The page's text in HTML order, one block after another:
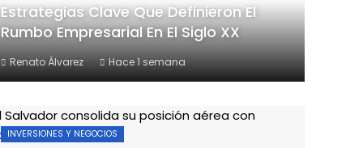
Estrategias Clave Que Definieron El
Rumbo Empresarial En El Siglo XX
Renato Álvarez Hace 1 semana
INVERSIONES Y NEGOCIOS